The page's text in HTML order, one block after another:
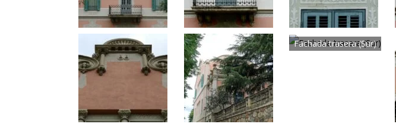
Fachada trasera (Sur)